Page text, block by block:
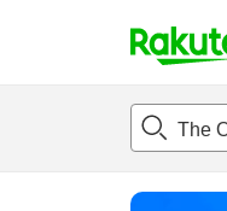
t
p
a
概况 客房及